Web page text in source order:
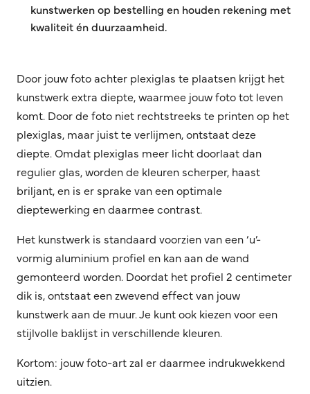
kunstwerken op bestelling en houden rekening met
kwaliteit én duurzaamheid.
Door jouw foto achter plexiglas te plaatsen krijgt het
kunstwerk extra diepte, waarmee jouw foto tot leven
komt. Door de foto niet rechtstreeks te printen op het
plexiglas, maar juist te verlijmen, ontstaat deze
diepte. Omdat plexiglas meer licht doorlaat dan
regulier glas, worden de kleuren scherper, haast
briljant, en is er sprake van een optimale
dieptewerking en daarmee contrast.
Het kunstwerk is standaard voorzien van een ‘u’-
vormig aluminium profiel en kan aan de wand
gemonteerd worden. Doordat het profiel 2 centimeter
dik is, ontstaat een zwevend effect van jouw
kunstwerk aan de muur. Je kunt ook kiezen voor een
stijlvolle baklijst in verschillende kleuren.
Kortom: jouw foto-art zal er daarmee indrukwekkend
uitzien.